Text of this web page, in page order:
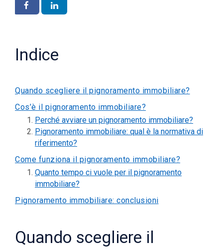
Indice
Quando scegliere il pignoramento immobiliare?
Cos’è il pignoramento immobiliare?
Perché avviare un pignoramento immobiliare?
Pignoramento immobiliare: qual è la normativa di
riferimento?
Come funziona il pignoramento immobiliare?
Quanto tempo ci vuole per il pignoramento
immobiliare?
Pignoramento immobiliare: conclusioni
Quando scegliere il